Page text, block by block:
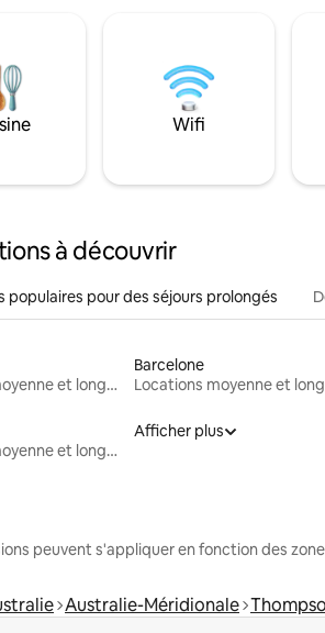
Wifi
à découvrir
populaires pour des séjours prolongés
Locations moyenne et longue durée
Barcelone
Locations moyenne et longue durée
Afficher plus
peuvent s'appliquer en fonction des
Australie-Méridionale